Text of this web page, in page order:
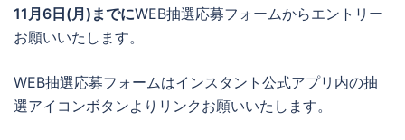
11月6日(月)までにWEB抽選応募フォームからエントリー
お願いいたします。
WEB抽選応募フォームはインスタント公式アプリ内の抽
選アイコンボタンよりリンクお願いいたします。